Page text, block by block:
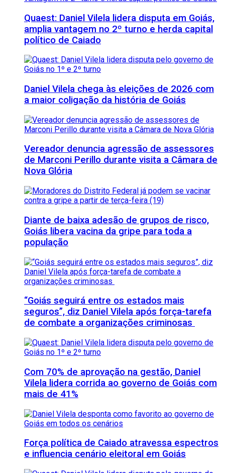
Quaest: Daniel Vilela lidera disputa em Goiás,
amplia vantagem no 2º turno e herda capital
político de Caiado
Daniel Vilela chega às eleições de 2026 com
a maior coligação da história de Goiás
Vereador denuncia agressão de assessores
de Marconi Perillo durante visita a Câmara de
Nova Glória
Diante de baixa adesão de grupos de risco,
Goiás libera vacina da gripe para toda a
população
“Goiás seguirá entre os estados mais
seguros”, diz Daniel Vilela após força-tarefa
de combate a organizações criminosas
Com 70% de aprovação na gestão, Daniel
Vilela lidera corrida ao governo de Goiás com
mais de 41%
Força política de Caiado atravessa espectros
e influencia cenário eleitoral em Goiás